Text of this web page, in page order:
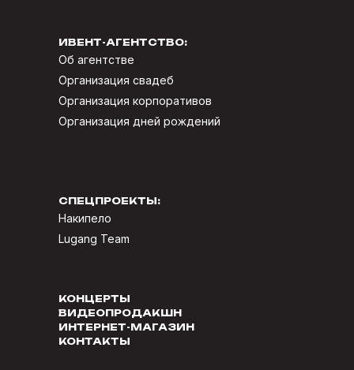
ИВЕНТ-АГЕНТСТВО:
Об агентстве
Организация свадеб
Организация корпоративов
Организация дней рождений
КОНЦЕРТЫ
ВИДЕОПРОДАКШН
ИНТЕРНЕТ-МАГАЗИН
КОНТАКТЫ
СПЕЦПРОЕКТЫ:
Накипело
Lugang Team